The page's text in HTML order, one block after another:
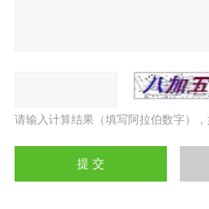
请输入计算结果（填写阿拉伯数字）